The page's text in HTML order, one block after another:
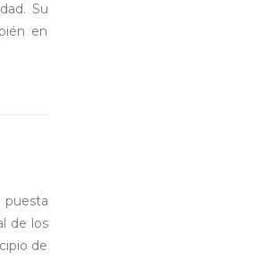
Su
en
puesta
de los
de